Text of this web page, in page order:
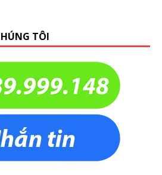
TÔI